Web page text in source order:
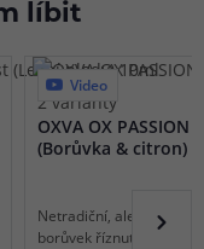
líbit
Video
2 varianty
OXVA OX PASSION
(Borůvka & citron)
Netradiční, ale
borůvek říznutých